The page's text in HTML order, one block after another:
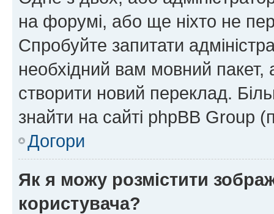
на форумі, або ще ніхто не
Спробуйте запитати
необхідний вам мовний
створити новий переклад.
знайти на сайті phpBB Group
Догори
Як я можу розмістити
користувача?